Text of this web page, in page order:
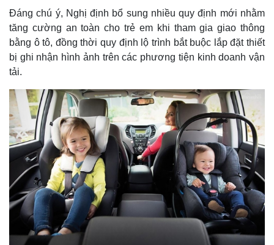
Đáng chú ý, Nghị định bổ sung nhiều quy định mới nhằm
tăng cường an toàn cho trẻ em khi tham gia giao thông
bằng ô tô, đồng thời quy định lộ trình bắt buộc lắp đặt thiết
bị ghi nhận hình ảnh trên các phương tiện kinh doanh vận
tải.